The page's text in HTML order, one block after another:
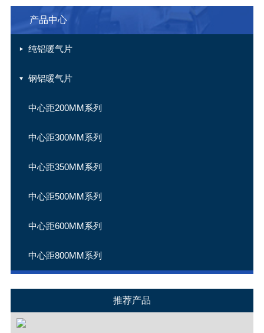
产品中心
纯铝暖气片
钢铝暖气片
中心距200MM系列
中心距300MM系列
中心距350MM系列
中心距500MM系列
中心距600MM系列
中心距800MM系列
推荐产品